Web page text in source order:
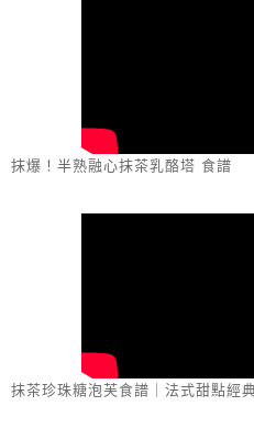
抹爆！半熟融心抹茶乳酪塔 食譜
抹茶珍珠糖泡芙食譜｜法式甜點經